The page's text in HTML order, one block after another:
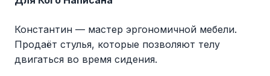
Константин — мастер эргономичной мебели.
Продаёт стулья, которые позволяют телу
двигаться во время сидения.